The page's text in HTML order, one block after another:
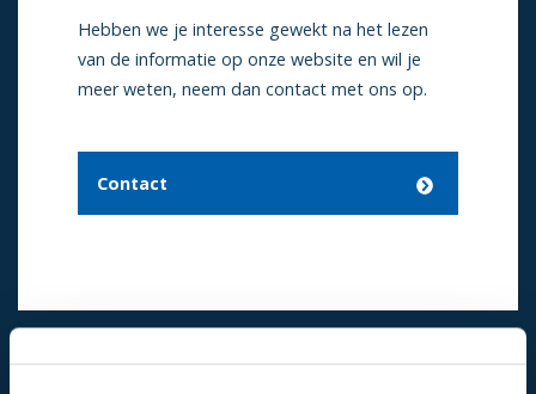
Hebben we je interesse gewekt na het lezen
van de informatie op onze website en wil je
meer weten, neem dan contact met ons op.
Contact